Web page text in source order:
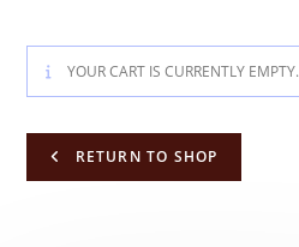
YOUR CART IS CURRENTLY EMPTY.
RETURN TO SHOP